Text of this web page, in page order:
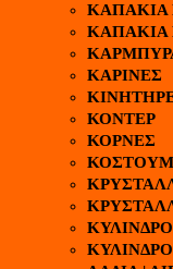
ΚΑΠΑΚΙΑ
ΚΑΠΑΚΙΑ
ΚΑΡΙΝΕΣ
ΚΟΝΤΕΡ
ΚΟΡΝΕΣ